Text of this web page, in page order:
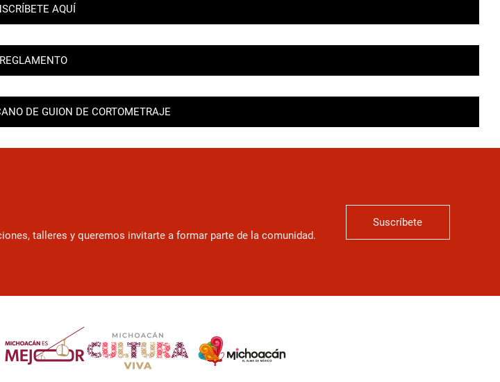
AQUÍ
REGLAMENTO
DE GUION DE CORTOMETRAJE
talleres y queremos invitarte a formar parte de la comunidad.
Suscríbete